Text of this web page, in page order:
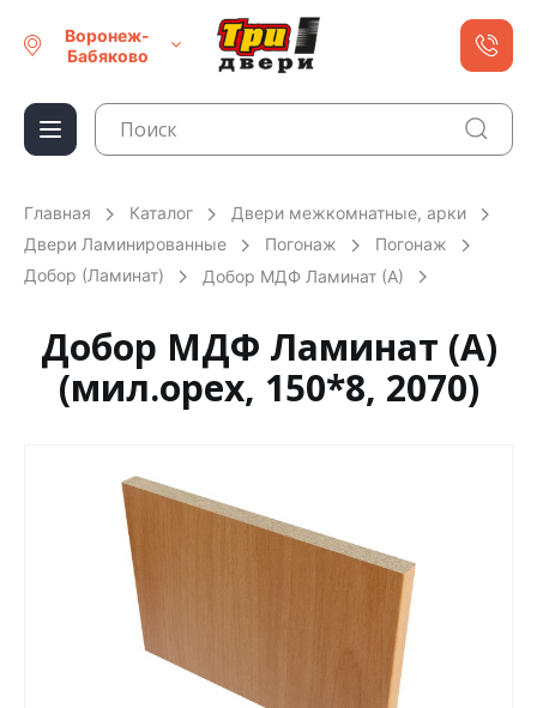
Воронеж-
Бабяково
Главная Каталог
Двери межкомнатные, арки
Двери Ламинированные
Погонаж
Погонаж
Добор (Ламинат)
Добор МДФ Ламинат (А)
Добор МДФ Ламинат (А)
(мил.орех, 150*8, 2070)